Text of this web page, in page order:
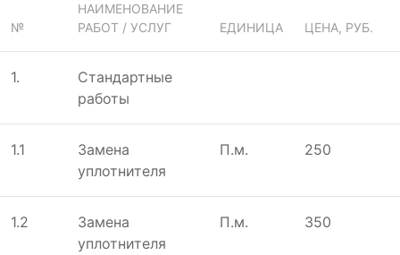
№
НАИМЕНОВАНИЕ
РАБОТ / УСЛУГ
ЕДИНИЦА ЦЕНА, РУБ.
1.
Стандартные
работы
1.1
Замена
уплотнителя
П.м. 250
1.2
Замена
уплотнителя
П.м. 350